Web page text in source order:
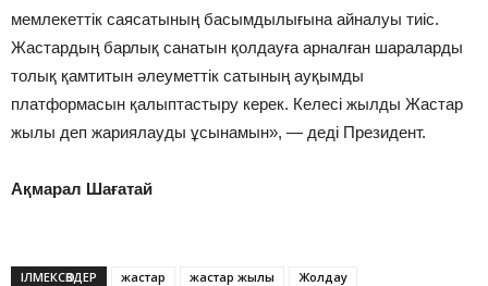
мемлекеттік саясатының басымдылығына айналуы тиіс.
Жастардың барлық санатын қолдауға арналған шараларды
толық қамтитын әлеуметтік сатының ауқымды
платформасын қалыптастыру керек. Келесі жылды Жастар
жылы деп жариялауды ұсынамын», — деді Президент.
Ақмарал Шағатай
ІЛМЕКСӨЗДЕР жастар жастар жылы
Жолдау